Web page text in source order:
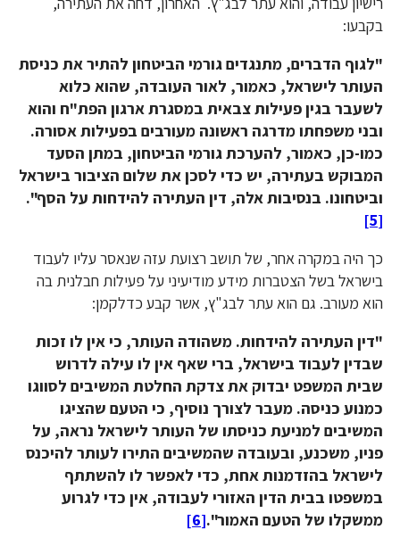
בקבעו:
"לגוף הדברים, מתנגדים גורמי הביטחון להתיר את כניסת
העותר לישראל, כאמור, לאור העובדה, שהוא כלוא
לשעבר בגין פעילות צבאית במסגרת ארגון הפת"ח והוא
ובני משפחתו מדרגה ראשונה מעורבים בפעילות אסורה.
כמו-כן, כאמור, להערכת גורמי הביטחון, במתן הסעד
המבוקש בעתירה, יש כדי לסכן את שלום הציבור בישראל
וביטחונו. בנסיבות אלה, דין העתירה להידחות על הסף".
[5]
כך היה במקרה אחר, של תושב רצועת עזה שנאסר עליו לעבוד
בישראל בשל הצטברות מידע מודיעיני על פעילות חבלנית בה
הוא מעורב. גם הוא עתר לבג"ץ, אשר קבע כדלקמן:
"דין העתירה להידחות. משהודה העותר, כי אין לו זכות
שבדין לעבוד בישראל, ברי שאף אין לו עילה לדרוש
שבית המשפט יבדוק את צדקת החלטת המשיבים לסווגו
כמנוע כניסה. מעבר לצורך נוסיף, כי הטעם שהציגו
המשיבים למניעת כניסתו של העותר לישראל נראה, על
פניו, משכנע, ובעובדה שהמשיבים התירו לעותר להיכנס
לישראל בהזדמנות אחת, כדי לאפשר לו להשתתף
במשפטו בבית הדין האזורי לעבודה, אין כדי לגרוע
ממשקלו של הטעם האמור".[6]